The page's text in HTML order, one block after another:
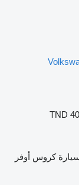
كروس أوفر